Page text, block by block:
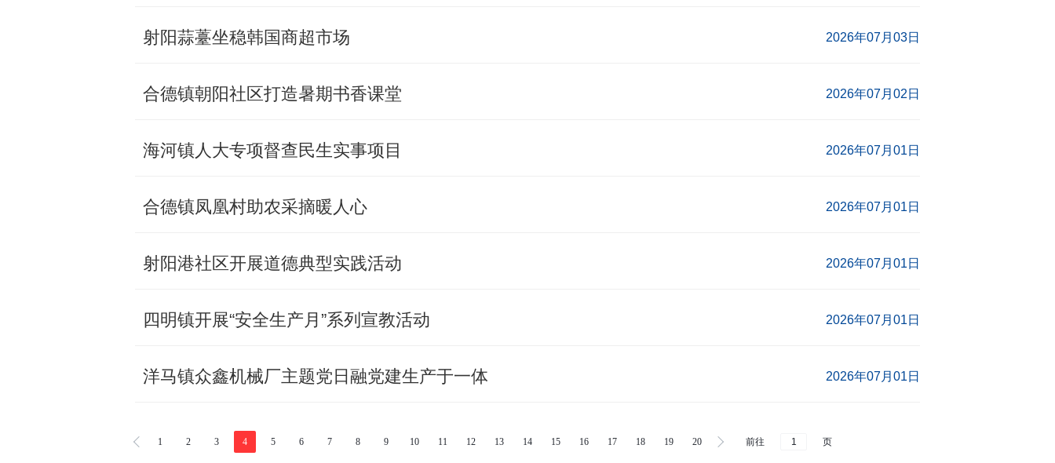
射阳蒜薹坐稳韩国商超市场 2026年07月03日
合德镇朝阳社区打造暑期书香课堂 2026年07月02日
海河镇人大专项督查民生实事项目 2026年07月01日
合德镇凤凰村助农采摘暖人心 2026年07月01日
射阳港社区开展道德典型实践活动 2026年07月01日
四明镇开展“安全生产月”系列宣教活动 2026年07月01日
洋马镇众鑫机械厂主题党日融党建生产于一体 2026年07月01日
1 2 3 4 5 6 7 8 9 10 11 12 13 14 15 16 17 18 19 20 前往 页